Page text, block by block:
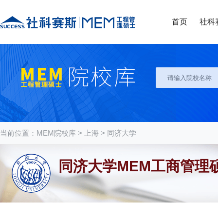
首页 社科
当前位置： MEM院校库 > 上海 > 同济大学
同济大学MEM工商管理